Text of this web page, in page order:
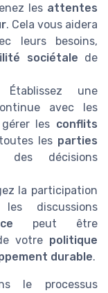
les attentes
. Cela vous aidera
leurs besoins,
sociétale de
une
avec les
les conflits
les parties
décisions
la participation
discussions
peut être
votre politique
durable.
le processus